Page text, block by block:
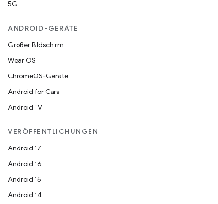
5G
ANDROID-GERÄTE
Großer Bildschirm
Wear OS
ChromeOS-Geräte
Android for Cars
Android TV
VERÖFFENTLICHUNGEN
Android 17
Android 16
Android 15
Android 14